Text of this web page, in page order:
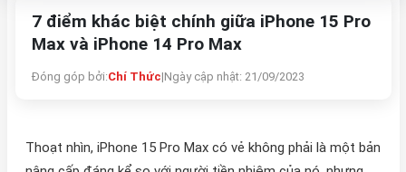
7 điểm khác biệt chính giữa iPhone 15 Pro
Max và iPhone 14 Pro Max
Đóng góp bởi:Chí Thức|Ngày cập nhật: 21/09/2023
Thoạt nhìn, iPhone 15 Pro Max có vẻ không phải là một bản